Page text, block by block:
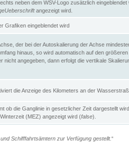
neben dem WSV-Logo zusätzlich
angezeigt wird.
Grafiken eingeblendet wird
der bei der Autoskalierung der Achse
hinaus, so wird automatisch auf den größeren
nicht angegeben, dann erfolgt die vertikale
die Anzeige des Kilometers an der
ob die Ganglinie in gesetzlicher Zeit dargestellt
(MEZ) angezeigt wird (false).
Schifffahrtsämtern zur Verfügung gestellt.“